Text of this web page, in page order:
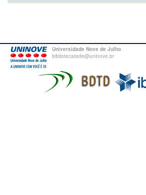
Universidade Nove de Julho
bibliotecatede@uninove.br